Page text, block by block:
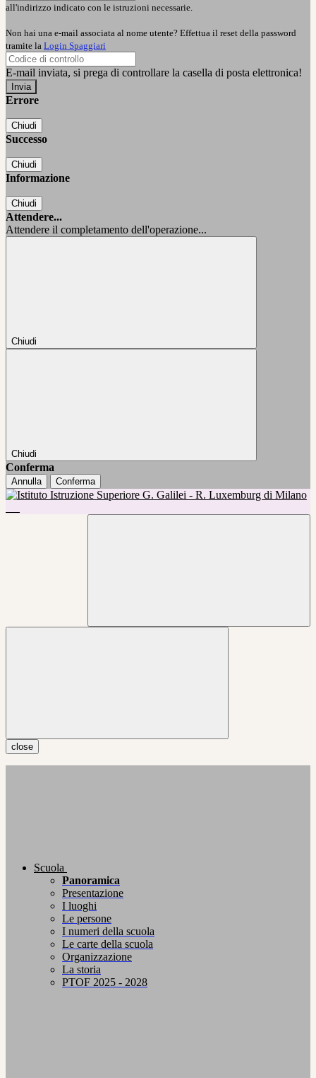
all'indirizzo indicato con le istruzioni necessarie.
Non hai una e-mail associata al nome utente? Effettua il reset della password
tramite la Login Spaggiari
E-mail inviata, si prega di controllare la casella di posta elettronica!
Errore
Chiudi
Successo
Chiudi
Informazione
Chiudi
Attendere...
Attendere il completamento dell'operazione...
Chiudi
Chiudi
Conferma
Annulla Conferma
close
Scuola
Panoramica
Presentazione
I luoghi
Le persone
I numeri della scuola
Le carte della scuola
Organizzazione
La storia
PTOF 2025 - 2028